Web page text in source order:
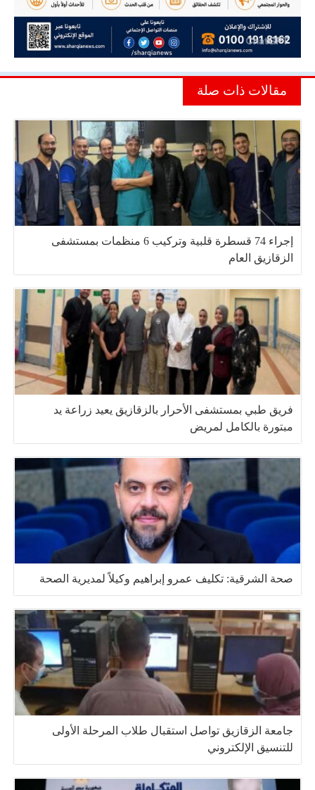
مقالات ذات صلة
إجراء 74 قسطرة قلبية وتركيب 6 منظمات بمستشفى
الزقازيق العام
فريق طبي بمستشفى الأحرار بالزقازيق يعيد زراعة يد
مبتورة بالكامل لمريض
صحة الشرقية: تكليف عمرو إبراهيم وكيلاً لمديرية الصحة
جامعة الزقازيق تواصل استقبال طلاب المرحلة الأولى
للتنسيق الإلكتروني